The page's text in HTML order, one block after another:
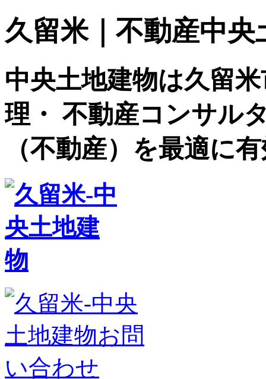
久留米｜不動産中
中央土地建物は久留
理・ 不動産コンサル
（不動産）を最適に